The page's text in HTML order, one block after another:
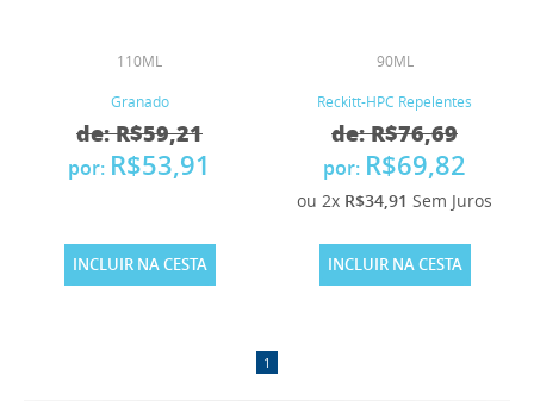
110ML
Granado
de: R$59,21
por: R$53,91
INCLUIR NA CESTA
90ML
Reckitt-HPC Repelentes
de: R$76,69
por: R$69,82
ou 2x R$34,91 Sem Juros
INCLUIR NA CESTA
1